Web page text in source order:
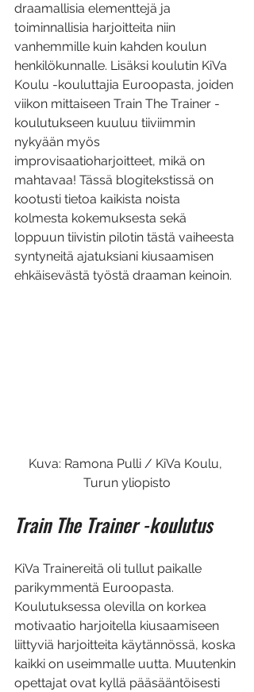
draamallisia elementtejä ja
toiminnallisia harjoitteita niin
vanhemmille kuin kahden koulun
henkilökunnalle. Lisäksi koulutin KiVa
Koulu -kouluttajia Euroopasta, joiden
viikon mittaiseen Train The Trainer -
koulutukseen kuuluu tiiviimmin
nykyään myös
improvisaatioharjoitteet, mikä on
mahtavaa! Tässä blogitekstissä on
kootusti tietoa kaikista noista
kolmesta kokemuksesta sekä
loppuun tiivistin pilotin tästä vaiheesta
syntyneitä ajatuksiani kiusaamisen
ehkäisevästä työstä draaman keinoin.
Kuva: Ramona Pulli / KiVa Koulu,
Turun yliopisto
Train The Trainer -koulutus
KiVa Trainereitä oli tullut paikalle
parikymmentä Euroopasta.
Koulutuksessa olevilla on korkea
motivaatio harjoitella kiusaamiseen
liittyviä harjoitteita käytännössä, koska
kaikki on useimmalle uutta. Muutenkin
opettajat ovat kyllä pääsääntöisesti